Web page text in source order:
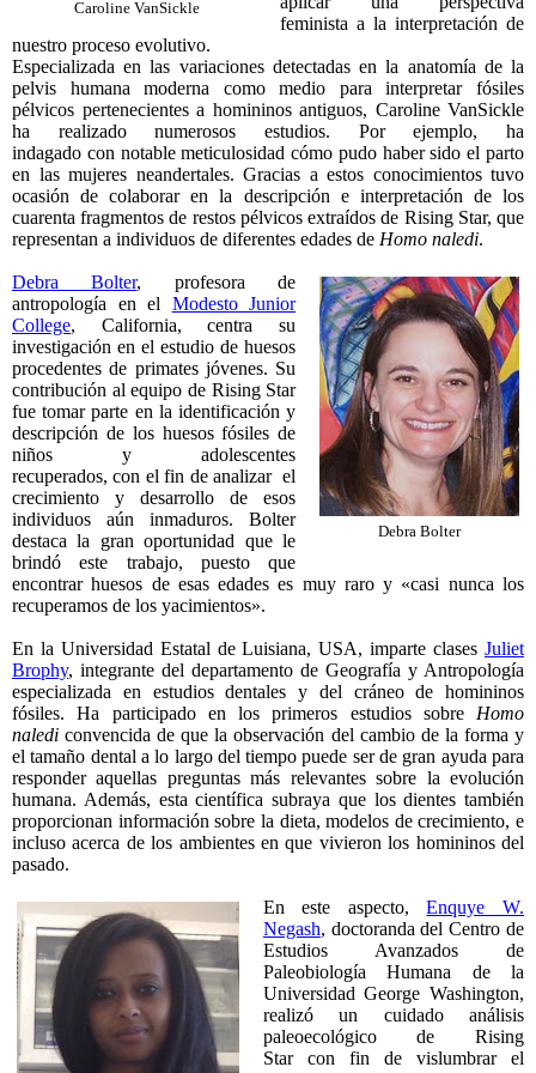
Caroline VanSickle
feminista a la interpretación de
nuestro proceso evolutivo.
Especializada en las variaciones detectadas en la anatomía de la
pelvis humana moderna como medio para interpretar fósiles
pélvicos pertenecientes a homininos antiguos, Caroline VanSickle
ha realizado numerosos estudios. Por ejemplo, ha
indagado con notable meticulosidad cómo pudo haber sido el parto
en las mujeres neandertales. Gracias a estos conocimientos tuvo
ocasión de colaborar en la descripción e interpretación de los
cuarenta fragmentos de restos pélvicos extraídos de Rising Star, que
representan a individuos de diferentes edades de Homo naledi.
Debra Bolter
Debra Bolter, profesora de
antropología en el Modesto Junior
College, California, centra su
investigación en el estudio de huesos
procedentes de primates jóvenes. Su
contribución al equipo de Rising Star
fue tomar parte en la identificación y
descripción de los huesos fósiles de
niños y adolescentes
recuperados, con el fin de analizar el
crecimiento y desarrollo de esos
individuos aún inmaduros. Bolter
destaca la gran oportunidad que le
brindó este trabajo, puesto que
encontrar huesos de esas edades es muy raro y «casi nunca los
recuperamos de los yacimientos».
En la Universidad Estatal de Luisiana, USA, imparte clases Juliet
Brophy, integrante del departamento de Geografía y Antropología
especializada en estudios dentales y del cráneo de homininos
fósiles. Ha participado en los primeros estudios sobre Homo
naledi convencida de que la observación del cambio de la forma y
el tamaño dental a lo largo del tiempo puede ser de gran ayuda para
responder aquellas preguntas más relevantes sobre la evolución
humana. Además, esta científica subraya que los dientes también
proporcionan información sobre la dieta, modelos de crecimiento, e
incluso acerca de los ambientes en que vivieron los homininos del
pasado.
En este aspecto,Enquye W.
Negash, doctoranda del Centro de
Estudios Avanzados de
Paleobiología Humana de la
Universidad George Washington,
realizó un cuidado análisis
paleoecológico de Rising
Star con fin de vislumbrar el